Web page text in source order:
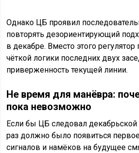
Однако ЦБ проявил
повторять дезориентирующий
в декабре. Вместо этого
чёткой логики последних двух
приверженность текущей линии.
Не время для манёвра:
пока невозможно
Если бы ЦБ следовал декабрьской
раз должно было появиться
сигналов и намёков на будущее